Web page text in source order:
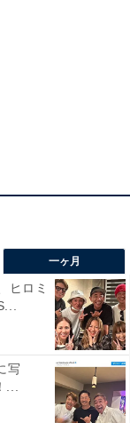
一ヶ月
ヒロミ
写
...